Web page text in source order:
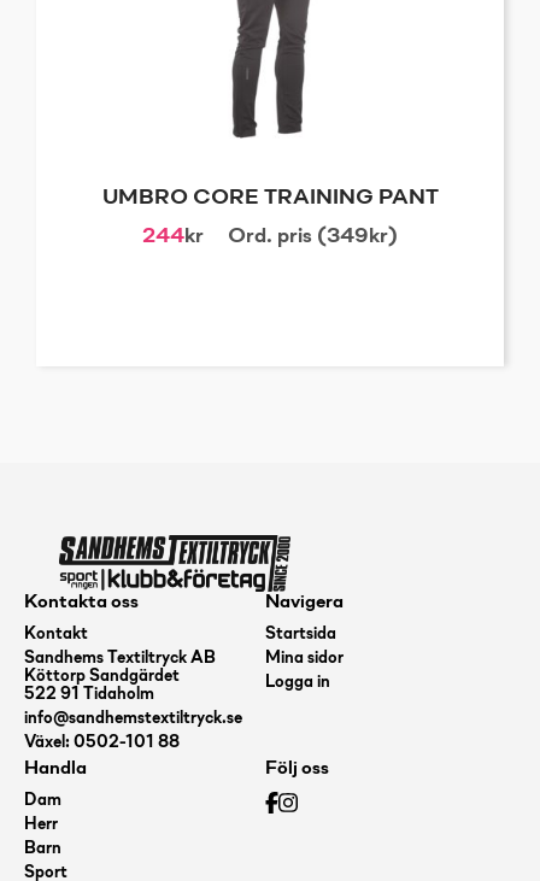
UMBRO CORE TRAINING PANT
244kr Ord. pris (349kr)
Kontakta oss
Kontakt
Sandhems Textiltryck AB
Köttorp Sandgärdet
522 91 Tidaholm
info@sandhemstextiltryck.se
Växel: 0502-101 88
Navigera
Startsida
Mina sidor
Logga in
Handla
Dam
Herr
Barn
Sport
Följ oss